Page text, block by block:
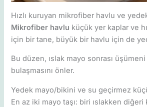
Hızlı kuruyan mikrofiber havlu ve
Mikrofiber havlu küçük yer kaplar ve
için bir tane, büyük bir havlu için de
Bu düzen, ıslak mayo sonrası
bulaşmasını önler.
Yedek mayo/bikini ve su geçirmez
En az iki mayo taşı: biri ıslakken diğeri